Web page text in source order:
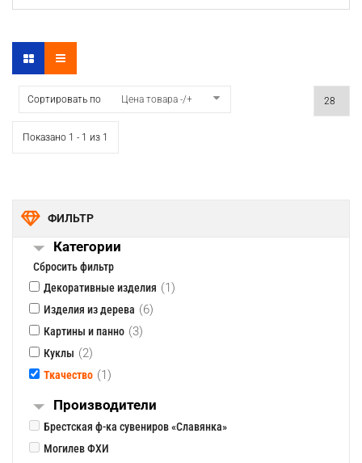
Сортировать по Цена товара -/+
Показано 1 - 1 из 1
ФИЛЬТР
Категории
Сбросить фильтр
Декоративные изделия (1)
Изделия из дерева (6)
Картины и панно (3)
Куклы (2)
Ткачество (1)
Производители
Брестская ф-ка сувениров «Славянка»
Могилев ФХИ